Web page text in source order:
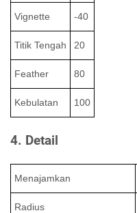
Vignette -40
Titik Tengah 20
Feather 80
Kebulatan 100
4. Detail
Menajamkan
Radius